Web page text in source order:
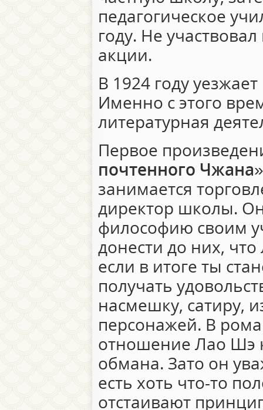
педагогическое
году. Не
акции.
В 1924 году
Именно с этого
литературная
Первое
почтенного Чжана
занимается
директор школы.
философию своим
донести до них,
если в итоге ты
получать
насмешку, сатиру,
персонажей. В
отношение Лао Шэ
обмана. Зато он
есть хоть что-то
отстаивают